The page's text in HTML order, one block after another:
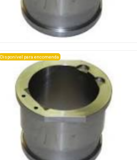
Disponível para encomenda